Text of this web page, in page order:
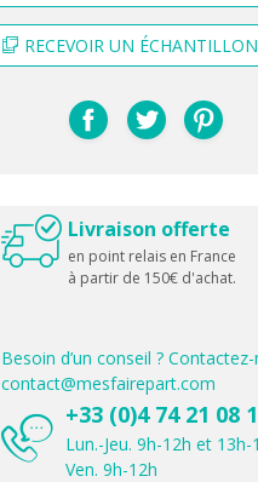
RECEVOIR UN ÉCHANTILLON
Livraison offerte
en point relais en France
à partir de 150€ d'achat.
Besoin d’un conseil ?
contact@mesfairepart.com
+33 (0)4 74 21 08
Lun.-Jeu. 9h-12h et 13h-
Ven. 9h-12h